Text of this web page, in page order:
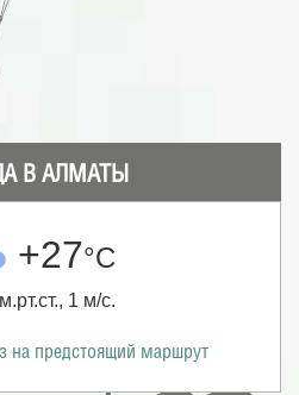
В АЛМАТЫ
+27°С
1 м/с.
на предстоящий маршрут